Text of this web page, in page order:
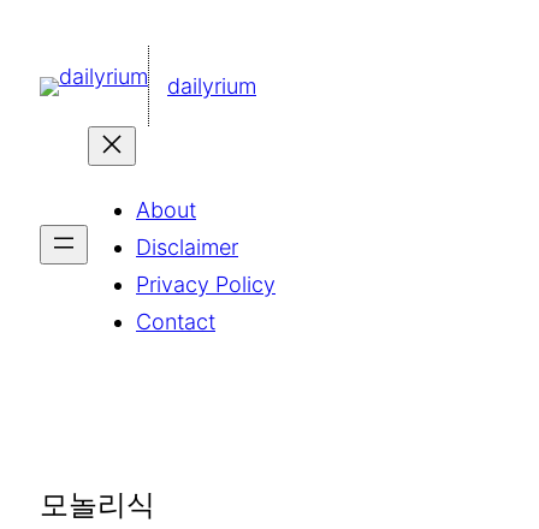
dailyrium
About
Disclaimer
Privacy Policy
Contact
모놀리식